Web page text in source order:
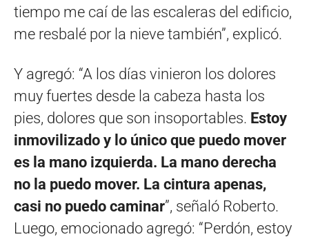
tiempo me caí de las escaleras del edificio,
me resbalé por la nieve también”, explicó.
Y agregó: “A los días vinieron los dolores
muy fuertes desde la cabeza hasta los
pies, dolores que son insoportables. Estoy
inmovilizado y lo único que puedo mover
es la mano izquierda. La mano derecha
no la puedo mover. La cintura apenas,
casi no puedo caminar”, señaló Roberto.
Luego, emocionado agregó: “Perdón, estoy